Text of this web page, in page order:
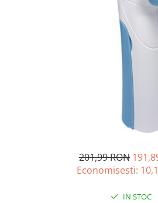
Componente sisteme de balcon
201,99 RON
Economisesti:
IN STOC